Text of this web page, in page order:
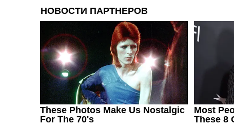
Турниры
Чемпионат Мира
Украина. Премьер-Лига
Украина. Первая Лига
Лига Чемпионов
Англия. Премьер Лига
Испания. Ла Лига
Другие Турниры >>>
Таблицы
Таблицы групп Чемпионата Мира
Украина. Премьер-Лига